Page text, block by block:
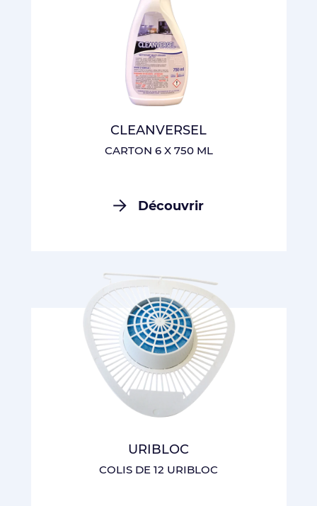
CLEANVERSEL
CARTON 6 X 750 ML
Découvrir
URIBLOC
COLIS DE 12 URIBLOC